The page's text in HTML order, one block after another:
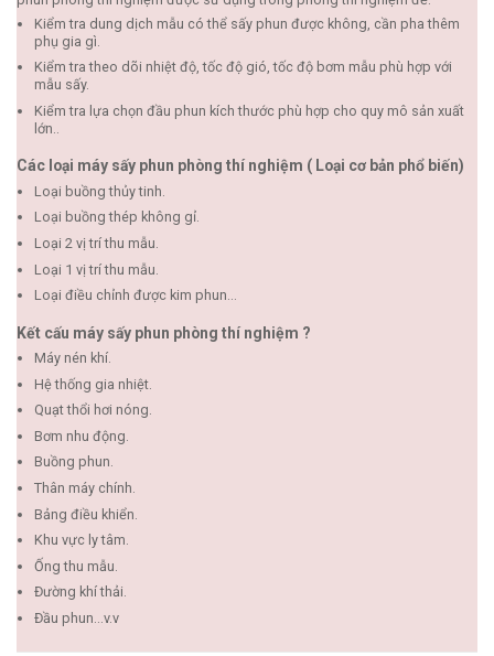
Kiểm tra dung dịch mẫu có thể sấy phun được không, cần pha thêm
phụ gia gì.
Kiểm tra theo dõi nhiệt độ, tốc độ gió, tốc độ bơm mẫu phù hợp với
mẫu sấy.
Kiểm tra lựa chọn đầu phun kích thước phù hợp cho quy mô sản xuất
lớn..
Các loại máy sấy phun phòng thí nghiệm ( Loại cơ bản phổ biến)
Loại buồng thủy tinh.
Loại buồng thép không gỉ.
Loại 2 vị trí thu mẫu.
Loại 1 vị trí thu mẫu.
Loại điều chỉnh được kim phun…
Kết cấu máy sấy phun phòng thí nghiệm ?
Máy nén khí.
Hệ thống gia nhiệt.
Quạt thổi hơi nóng.
Bơm nhu động.
Buồng phun.
Thân máy chính.
Bảng điều khiển.
Khu vực ly tâm.
Ống thu mẫu.
Đường khí thải.
Đầu phun…v.v